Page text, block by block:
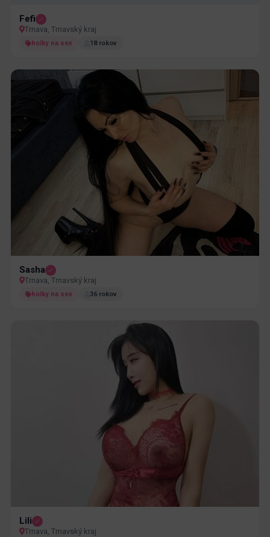
Fefi
Trnava, Trnavský kraj
holky na sex 18 rokov
Sasha
Trnava, Trnavský kraj
holky na sex 36 rokov
Lili
Trnava, Trnavský kraj